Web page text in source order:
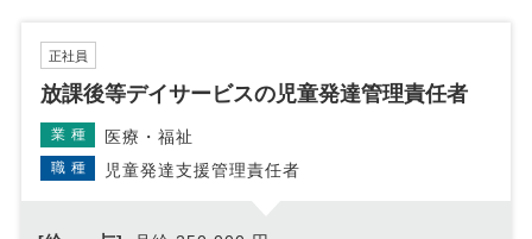
正社員
放課後等デイサービスの児童発達管理責任者
業種 医療・福祉
職種 児童発達支援管理責任者